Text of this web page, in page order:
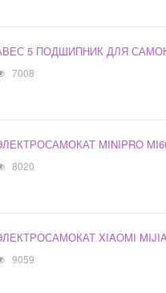
5 ПОДШИПНИК ДЛЯ
7008
MINIPRO
8020
XIAOMI
9059